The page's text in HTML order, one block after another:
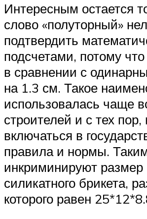
Интересным остается
слово «полуторный»
подтвердить
подсчетами, потому
в сравнении с
на 1.3 см. Такое
использовалась чаще
строителей и с тех пор,
включаться в
правила и нормы.
инкриминируют размер
силикатного брикета,
которого равен